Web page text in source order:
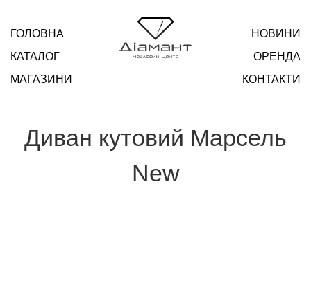
ГОЛОВНА
КАТАЛОГ
МАГАЗИНИ
НОВИНИ
ОРЕНДА
КОНТАКТИ
Диван кутовий Марсель
New